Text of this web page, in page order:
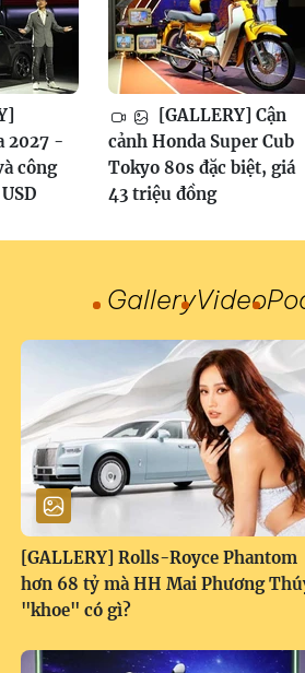
2027 -
công
[GALLERY] Cận
cảnh Honda Super Cub
Tokyo 80s đặc biệt, giá
43 triệu đồng
GalleryVideo
[GALLERY] Rolls-Royce Phantom
hơn 68 tỷ mà HH Mai Phương
"khoe" có gì?